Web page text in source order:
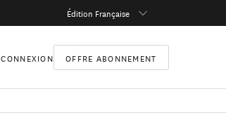
Édition Française
CONNEXION OFFRE ABONNEMENT